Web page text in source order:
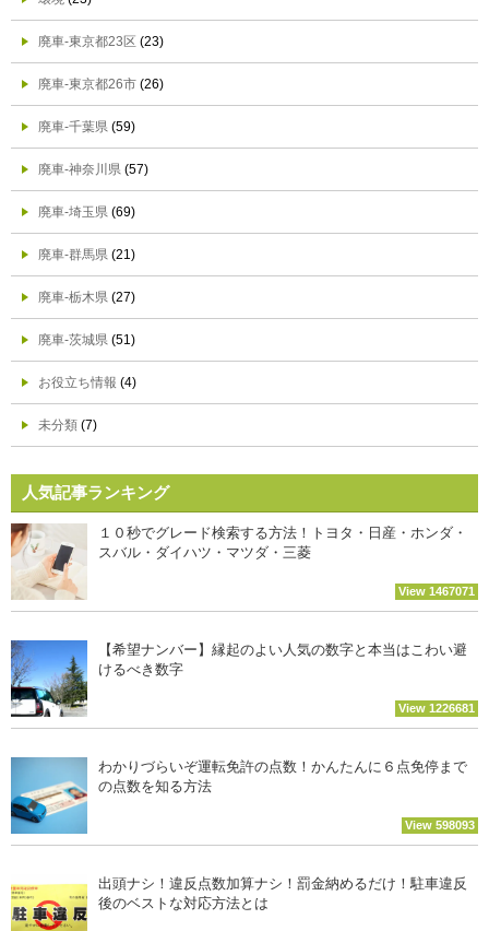
廃車-東京都23区 (23)
廃車-東京都26市 (26)
廃車-千葉県 (59)
廃車-神奈川県 (57)
廃車-埼玉県 (69)
廃車-群馬県 (21)
廃車-栃木県 (27)
廃車-茨城県 (51)
お役立ち情報 (4)
未分類 (7)
人気記事ランキング
１０秒でグレード検索する方法！トヨタ・日産・ホンダ・
スバル・ダイハツ・マツダ・三菱
View 1467071
【希望ナンバー】縁起のよい人気の数字と本当はこわい避
けるべき数字
View 1226681
わかりづらいぞ運転免許の点数！かんたんに６点免停まで
の点数を知る方法
View 598093
出頭ナシ！違反点数加算ナシ！罰金納めるだけ！駐車違反
後のベストな対応方法とは